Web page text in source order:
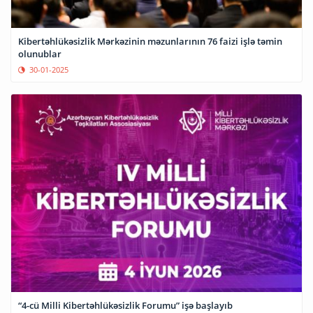
Kibertəhlükəsizlik Mərkəzinin məzunlarının 76 faizi işlə təmin
olunublar
30-01-2025
“4-cü Milli Kibertəhlükəsizlik Forumu” işə başlayıb